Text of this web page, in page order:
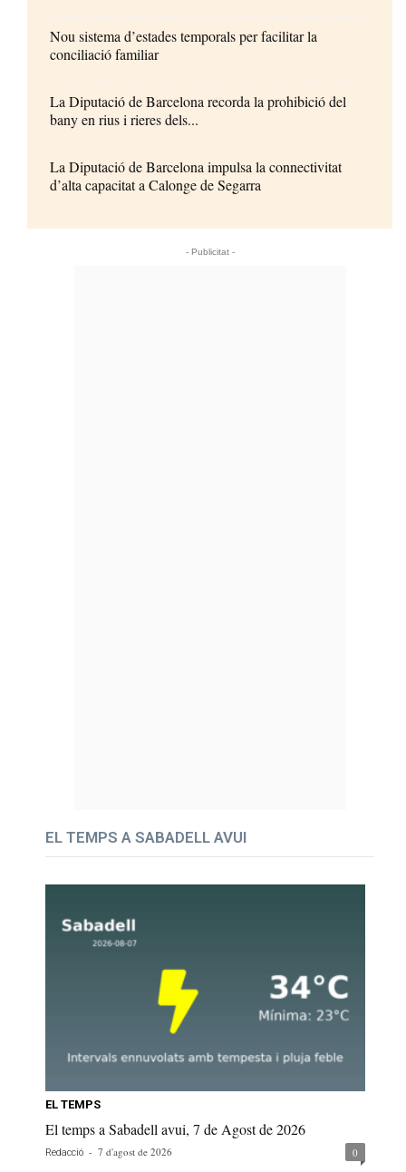
Nou sistema d’estades temporals per facilitar la
conciliació familiar
La Diputació de Barcelona recorda la prohibició del
bany en rius i rieres dels...
La Diputació de Barcelona impulsa la connectivitat
d’alta capacitat a Calonge de Segarra
- Publicitat -
EL TEMPS A SABADELL AVUI
EL TEMPS
El temps a Sabadell avui, 7 de Agost de 2026
Redacció - 7 d'agost de 2026 0